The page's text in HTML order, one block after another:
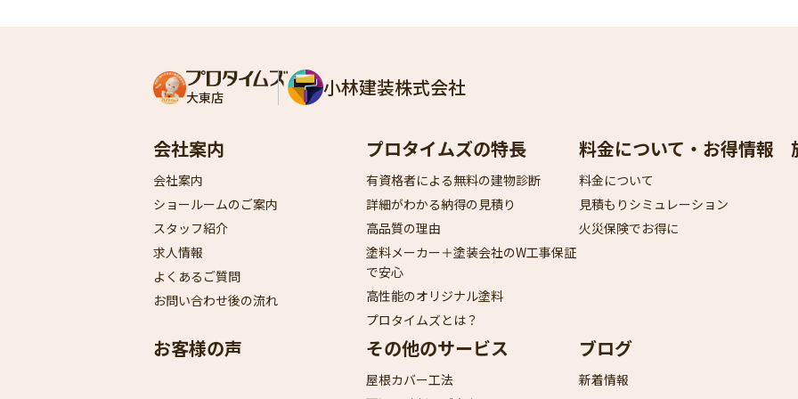
大東店 小林建装株式会社
会社案内
会社案内
ショールームのご案内
スタッフ紹介
求人情報
よくあるご質問
お問い合わせ後の流れ
プロタイムズの特長
有資格者による無料の建物診断
詳細がわかる納得の見積り
高品質の理由
塗料メーカー＋塗装会社のW工事保証
で安心
高性能のオリジナル塗料
プロタイムズとは？
料金について・お得情報
料金について
見積もりシミュレーション
火災保険でお得に
お客様の声 その他のサービス
屋根カバー工法
ブログ
新着情報